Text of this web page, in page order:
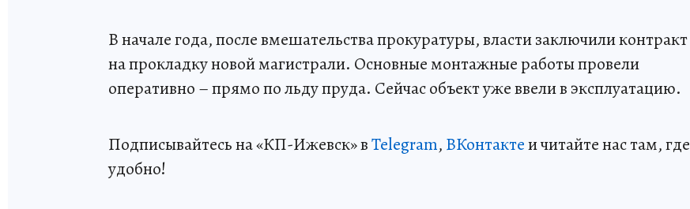
В начале года, после вмешательства прокуратуры, власти заключили контракт
на прокладку новой магистрали. Основные монтажные работы провели
оперативно – прямо по льду пруда. Сейчас объект уже ввели в эксплуатацию.
Подписывайтесь на «КП-Ижевск» вTelegram, ВКонтактеи читайте нас там, где
удобно!